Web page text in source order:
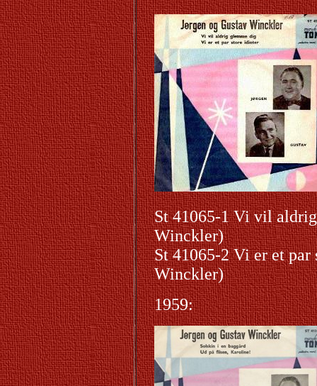
St 41065-1 Vi vil
Winckler)
St 41065-2 Vi er et par
Winckler)
1959: